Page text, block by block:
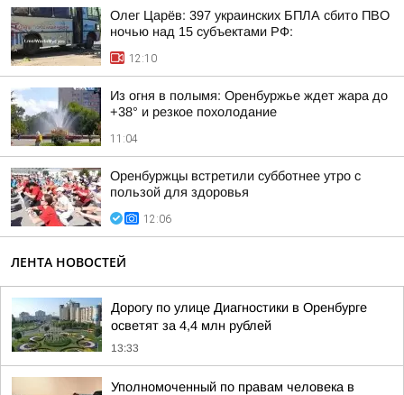
Олег Царёв: 397 украинских БПЛА сбито ПВО
ночью над 15 субъектами РФ:
12:10
Из огня в полымя: Оренбуржье ждет жара до
+38° и резкое похолодание
11:04
Оренбуржцы встретили субботнее утро с
пользой для здоровья
12:06
ЛЕНТА НОВОСТЕЙ
Дорогу по улице Диагностики в Оренбурге
осветят за 4,4 млн рублей
13:33
Уполномоченный по правам человека в